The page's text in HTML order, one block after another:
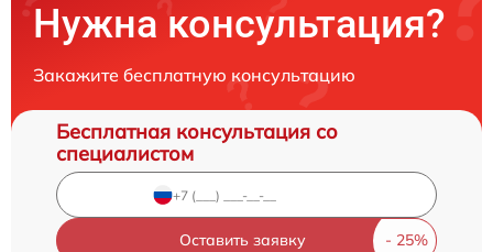
Нужна консультация?
Закажите бесплатную консультацию
Бесплатная консультация со
специалистом
Оставить заявку